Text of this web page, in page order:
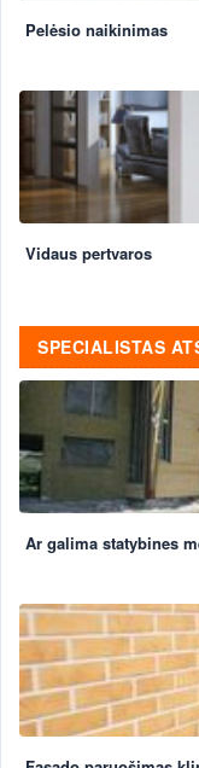
Pelėsio naikinimas
Vidaus pertvaros
SPECIALISTAS
Ar galima statybines